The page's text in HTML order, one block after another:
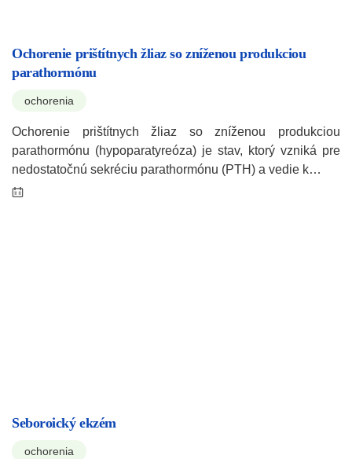
Ochorenie prištítnych žliaz so zníženou produkciou
parathormónu
ochorenia
Ochorenie prištítnych žliaz so zníženou produkciou
parathormónu (hypoparatyreóza) je stav, ktorý vzniká pre
nedostatočnú sekréciu parathormónu (PTH) a vedie k…
Seboroický ekzém
ochorenia